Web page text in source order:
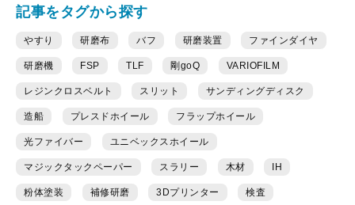
記事をタグから探す
やすり 研磨布 バフ 研磨装置 ファインダイヤ
研磨機 FSP TLF 剛goQ VARIOFILM
レジンクロスベルト スリット サンディングディスク
造船 プレスドホイール フラップホイール
光ファイバー ユニベックスホイール
マジックタックペーパー スラリー 木材 IH
粉体塗装 補修研磨 3Dプリンター 検査